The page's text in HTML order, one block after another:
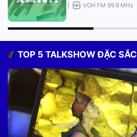
VOH FM 99.9 MHz
TOP 5 TALKSHOW ĐẶC SẮC